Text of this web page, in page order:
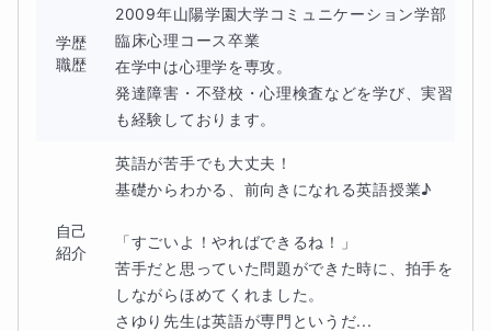
学歴
職歴
2009年山陽学園大学コミュニケーション学部
臨床心理コース卒業
在学中は心理学を専攻。
発達障害・不登校・心理検査などを学び、実習
も経験しております。
自己
紹介
英語が苦手でも大丈夫！
基礎からわかる、前向きになれる英語授業♪
「すごいよ！やればできるね！」
苦手だと思っていた問題ができた時に、拍手を
しながらほめてくれました。
さゆり先生は英語が専門というだ...